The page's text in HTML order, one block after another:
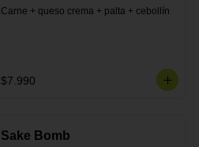
Carne + queso crema + palta + cebollín
$7.990
Sake Bomb